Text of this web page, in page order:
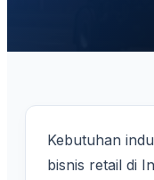
Kebutuhan
bisnis retail di